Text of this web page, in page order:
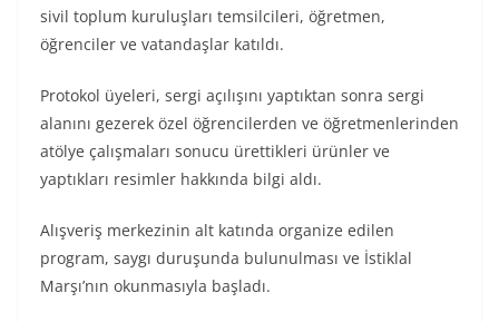
sivil toplum kuruluşları temsilcileri, öğretmen,
öğrenciler ve vatandaşlar katıldı.
Protokol üyeleri, sergi açılışını yaptıktan sonra sergi
alanını gezerek özel öğrencilerden ve öğretmenlerinden
atölye çalışmaları sonucu ürettikleri ürünler ve
yaptıkları resimler hakkında bilgi aldı.
Alışveriş merkezinin alt katında organize edilen
program, saygı duruşunda bulunulması ve İstiklal
Marşı’nın okunmasıyla başladı.